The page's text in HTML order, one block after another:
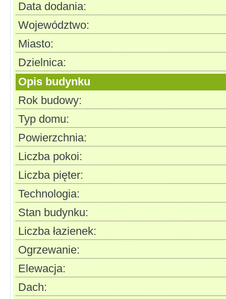
Data dodania:
Województwo:
Miasto:
Dzielnica:
Opis budynku
Rok budowy:
Typ domu:
Powierzchnia:
Liczba pokoi:
Liczba pięter:
Technologia:
Stan budynku:
Liczba łazienek:
Ogrzewanie:
Elewacja:
Dach: